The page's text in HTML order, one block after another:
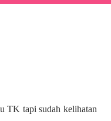
TK tapi sudah kelihatan